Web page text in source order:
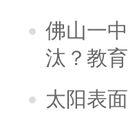
佛山一
汰？教
太阳表